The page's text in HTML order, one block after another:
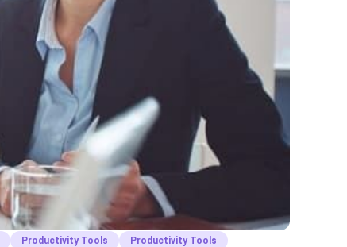
Productivity Tools
Productivity Tools